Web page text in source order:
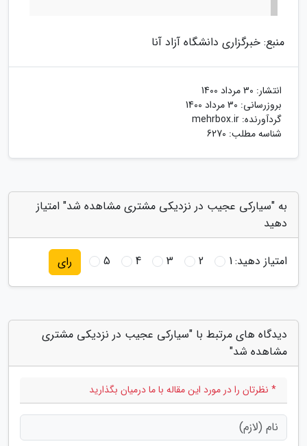
منبع: خبرگزاری دانشگاه آزاد آنا
انتشار: 30 مرداد 1400
بروزرسانی: 30 مرداد 1400
گردآورنده: mehrbox.ir
شناسه مطلب: 6270
به "سیارکی عجیب در نزدیکی مشتری مشاهده شد" امتیاز
دهید
امتیاز دهید:1
2
3
4
5 رای
دیدگاه های مرتبط با "سیارکی عجیب در نزدیکی مشتری
مشاهده شد"
* نظرتان را در مورد این مقاله با ما درمیان بگذارید